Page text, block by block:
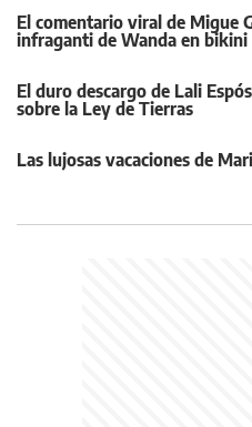
El comentario viral de Migue
infraganti de Wanda en bikini
El duro descargo de Lali
sobre la Ley de Tierras
Las lujosas vacaciones de